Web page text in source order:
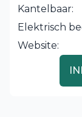
Kantelbaar:
Elektrisch
Website: